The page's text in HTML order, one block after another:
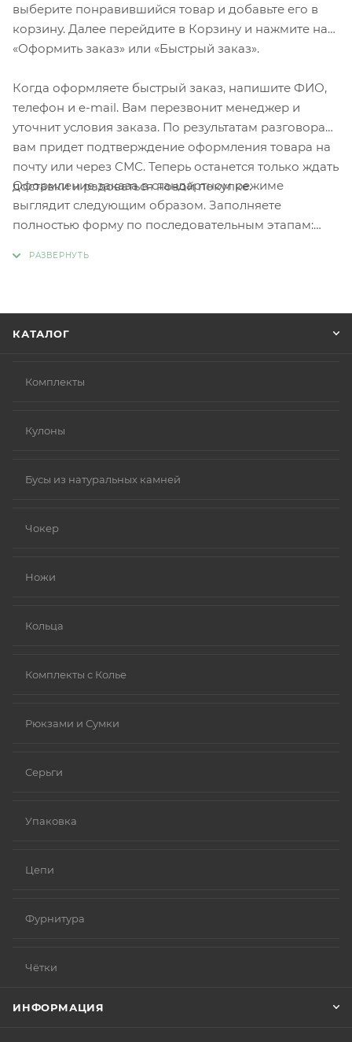
выберите понравившийся товар и добавьте его в
корзину. Далее перейдите в Корзину и нажмите на
«Оформить заказ» или «Быстрый заказ».
Когда оформляете быстрый заказ, напишите ФИО,
телефон и e-mail. Вам перезвонит менеджер и
уточнит условия заказа. По результатам разговора
вам придет подтверждение оформления товара на
почту или через СМС. Теперь останется только ждать
доставки и радоваться новой покупке.
Оформление заказа в стандартном режиме
выглядит следующим образом. Заполняете
полностью форму по последовательным этапам:
КАТАЛОГ
Комплекты
Кулоны
Бусы из натуральных камней
Чокер
Ножи
Кольца
Комплекты с Колье
Рюкзами и Сумки
Серьги
Упаковка
Цепи
Фурнитура
Чётки
ИНФОРМАЦИЯ